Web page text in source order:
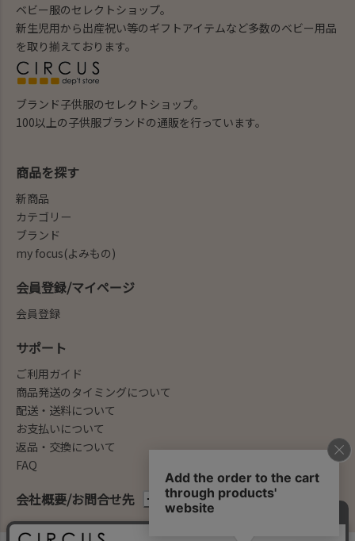
ベビー服のセレクトショップ。
新生児用から出産祝い等のギフトアイテムなど多数のベビー用品
を取り揃えております。
ブランド子供服のセレクトショップ。
100以上の子供服ブランドの通販を行っています。
会社概要/お問合せ先
商品を探す
新商品
カテゴリー
ブランド
my focus(よみもの)
会員登録/マイページ
会員登録
サポート
ご利用ガイド
商品発送のタイミングについて
配送・送料について
お支払いについて
返品・交換について
FAQ